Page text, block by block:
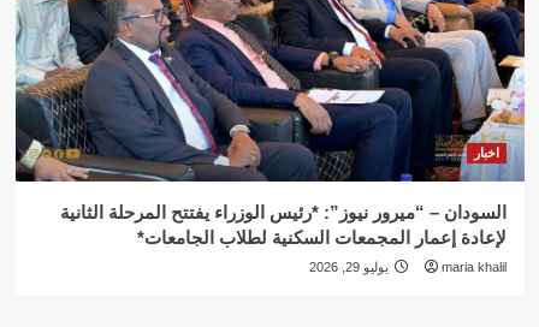
اخبار
السودان – “ميرور نيوز”: *رئيس الوزراء يفتتح المرحلة الثانية
لإعادة إعمار المجمعات السكنية لطلاب الجامعات*
maria khalil يوليو 29, 2026